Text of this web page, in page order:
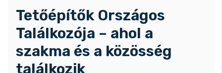
Tetőépítők Országos
Találkozója – ahol a
szakma és a közösség
találkozik